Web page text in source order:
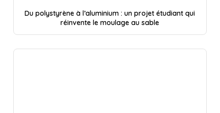
Du polystyrène à l’aluminium : un projet étudiant qui
réinvente le moulage au sable